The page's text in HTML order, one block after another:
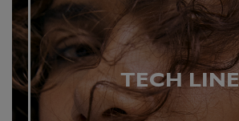
TECH LINE